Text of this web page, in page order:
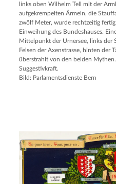
links oben Wilhelm Tell mit der
aufgekrempelten Ärmeln, die
zwölf Meter, wurde rechtzeitig
Einweihung des Bundeshauses.
Mittelpunkt der Urnersee, links der
Felsen der Axenstrasse, hinten der
überstrahlt von den beiden
Suggestivkraft.
Bild: Parlamentsdienste Bern